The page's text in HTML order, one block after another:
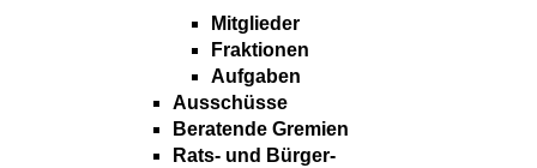
Mitglieder
Fraktionen
Aufgaben
Ausschüsse
Beratende Gremien
Rats- und Bürger-